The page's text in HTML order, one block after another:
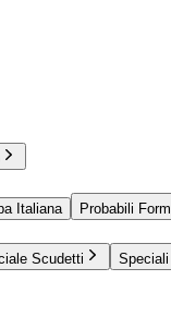
Italiana Probabili
Scudetti